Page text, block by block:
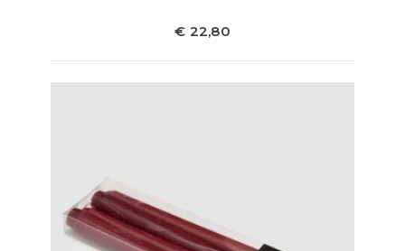
€ 22,80